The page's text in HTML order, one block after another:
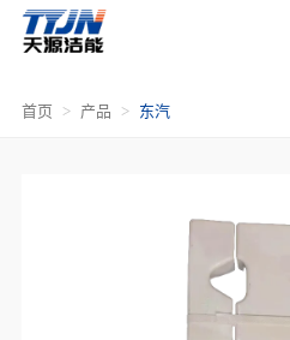
首页 产品 东汽